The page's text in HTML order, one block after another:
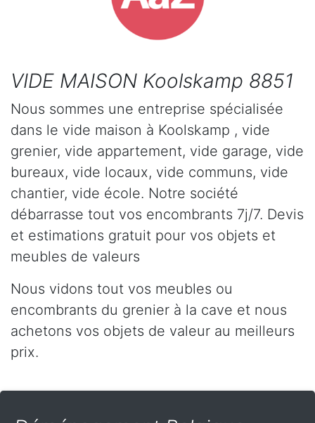
VIDE MAISON Koolskamp 8851
Nous sommes une entreprise spécialisée
dans le vide maison à Koolskamp , vide
grenier, vide appartement, vide garage, vide
bureaux, vide locaux, vide communs, vide
chantier, vide école. Notre société
débarrasse tout vos encombrants 7j/7. Devis
et estimations gratuit pour vos objets et
meubles de valeurs
Nous vidons tout vos meubles ou
encombrants du grenier à la cave et nous
achetons vos objets de valeur au meilleurs
prix.